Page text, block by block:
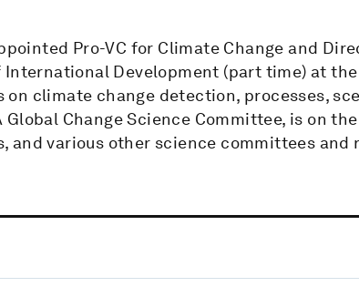
Pro-VC for Climate Change and
International Development (part time) at
on climate change detection, processes,
Global Change Science Committee, is on
and various other science committees and